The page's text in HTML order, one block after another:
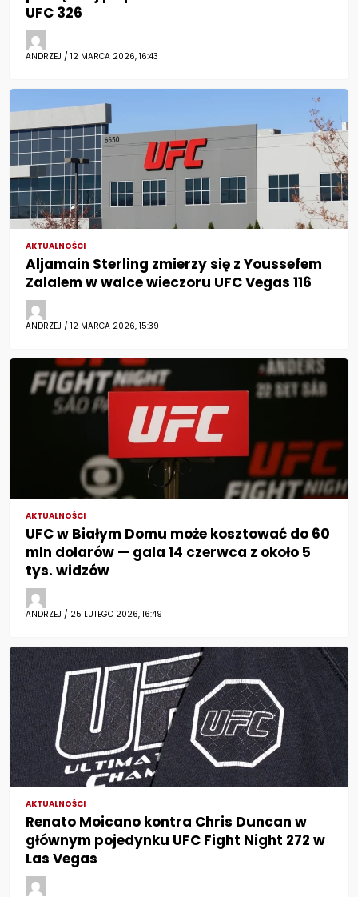
UFC 326
ANDRZEJ / 12 MARCA 2026, 16:43
AKTUALNOŚCI
Aljamain Sterling zmierzy się z Youssefem
Zalalem w walce wieczoru UFC Vegas 116
ANDRZEJ / 12 MARCA 2026, 15:39
AKTUALNOŚCI
UFC w Białym Domu może kosztować do 60
mln dolarów — gala 14 czerwca z około 5
tys. widzów
ANDRZEJ / 25 LUTEGO 2026, 16:49
AKTUALNOŚCI
Renato Moicano kontra Chris Duncan w
głównym pojedynku UFC Fight Night 272 w
Las Vegas